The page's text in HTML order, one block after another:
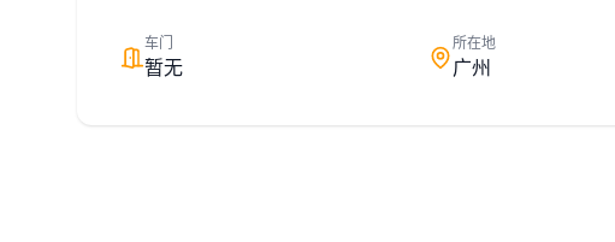
车门
暂无
所在地
广州